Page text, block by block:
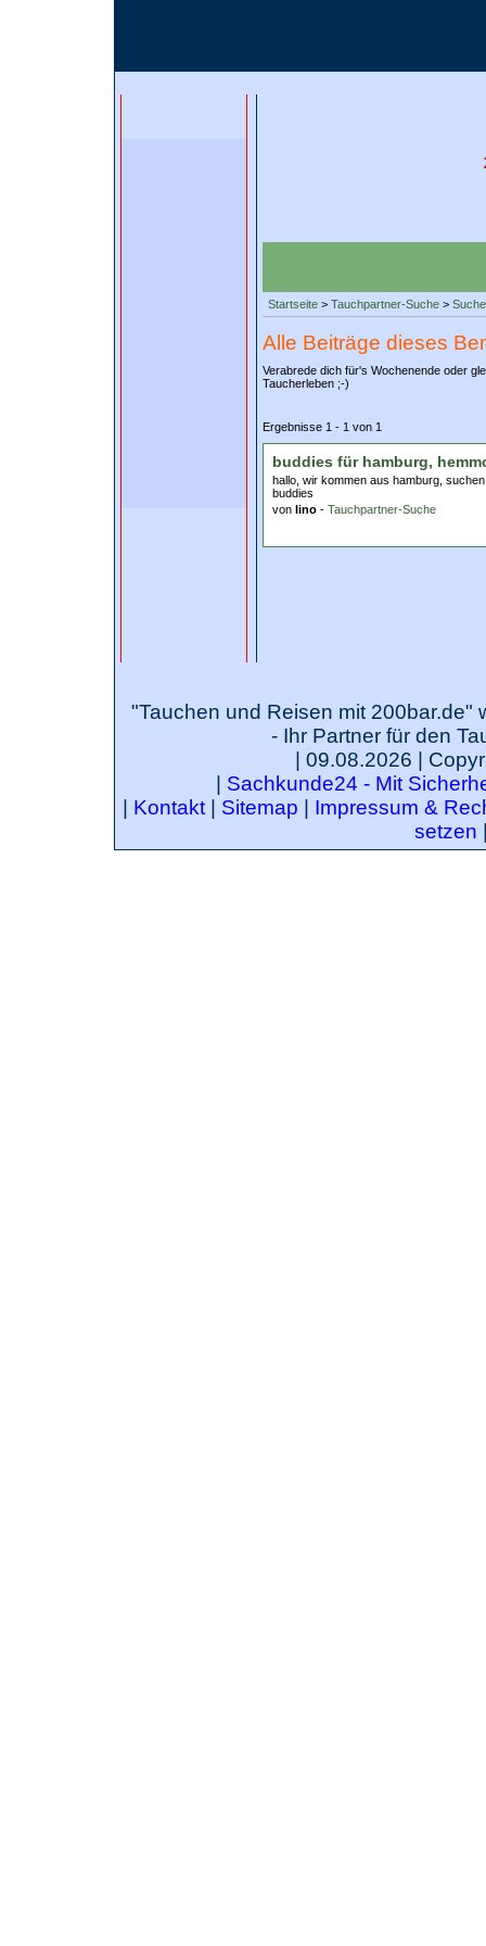
Startseite > Tauchpartner-Suche > Suche
Alle Beiträge dieses
Verabrede dich für's Wochenende oder
Taucherleben ;-)
Ergebnisse 1 - 1 von 1
buddies für hamburg,
hallo, wir kommen aus hamburg,
buddies
von lino - Tauchpartner-Suche
"Tauchen und Reisen mit 200bar.de"
- Ihr Partner für den
| 09.08.2026 |
Sachkunde24 - Mit
Kontakt| Sitemap
Impressum &
setzen